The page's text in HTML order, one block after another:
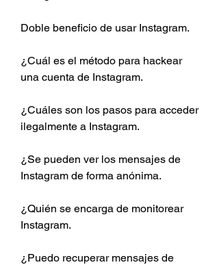
Doble beneficio de usar Instagram.
¿Cuál es el método para hackear
una cuenta de Instagram.
¿Cuáles son los pasos para acceder
ilegalmente a Instagram.
¿Se pueden ver los mensajes de
Instagram de forma anónima.
¿Quién se encarga de monitorear
Instagram.
¿Puedo recuperar mensajes de